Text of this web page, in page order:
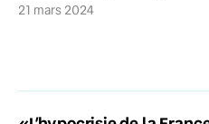
21 mars 2024